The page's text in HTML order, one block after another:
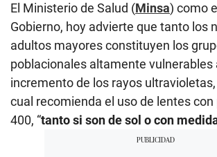
El Ministerio de Salud (Minsa) como
Gobierno, hoy advierte que tanto los
adultos mayores constituyen los
poblacionales altamente vulnerables
incremento de los rayos
cual recomienda el uso de lentes
400, “tanto si son de sol o con